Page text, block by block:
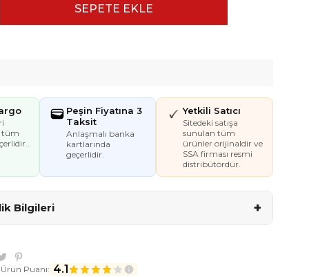
tüm
Peşin Fiyatına 3
Taksit
Anlaşmalı banka
kartlarında
geçerlidir.
Yetkili Satıcı
Sitedeki satışa
sunulan tüm
ürünler orijinaldir ve
SSA firması resmi
distribütördür.
Bilgileri +
Puanı: 4.1